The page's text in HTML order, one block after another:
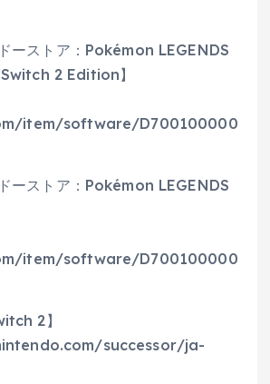
ドーストア：Pokémon LEGENDS
2 Edition】
item/software/D700100000
ドーストア：Pokémon LEGENDS
item/software/D700100000
2】
successor/ja-